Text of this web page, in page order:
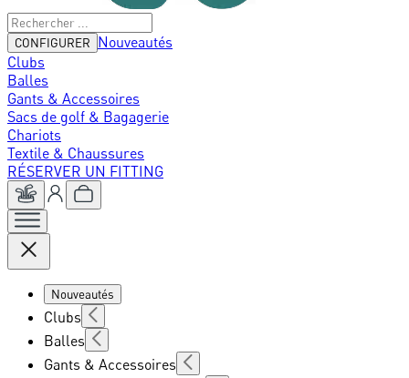
CONFIGURER
Nouveautés
Clubs
Balles
Gants & Accessoires
Sacs de golf & Bagagerie
Chariots
Textile & Chaussures
RÉSERVER UN FITTING
Nouveautés
Clubs
Balles
Gants & Accessoires